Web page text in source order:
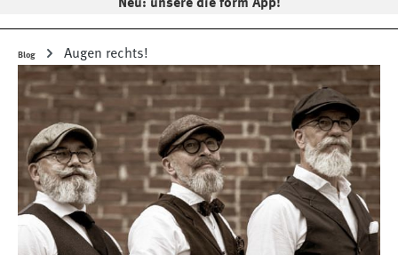
Neu: unsere die form App!
Blog Augen rechts!